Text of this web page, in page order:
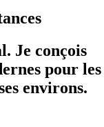
Je conçois
pour les
environs.